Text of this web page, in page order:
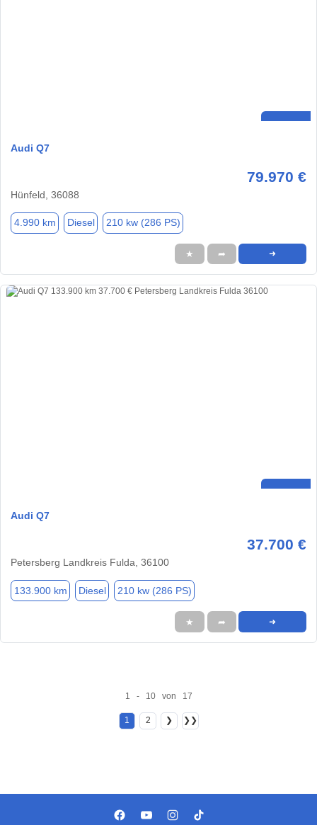
Audi Q7
79.970 €
Hünfeld, 36088
4.990 km Diesel 210 kw (286 PS)
★ ➦ ➜
Audi Q7
37.700 €
Petersberg Landkreis Fulda, 36100
133.900 km Diesel 210 kw (286 PS)
★ ➦ ➜
1 - 10 von 17
1 2 ❯ ❯❯